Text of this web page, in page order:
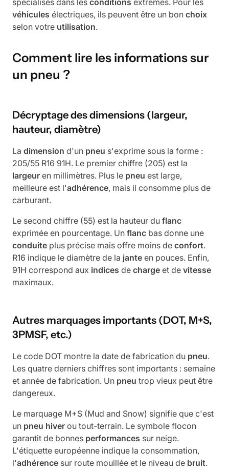
spécialisés dans les conditions extrêmes. Pour les
véhicules électriques, ils peuvent être un bon choix
selon votre utilisation.
Comment lire les informations sur
un pneu ?
Décryptage des dimensions (largeur,
hauteur, diamètre)
La dimension d'un pneu s'exprime sous la forme :
205/55 R16 91H. Le premier chiffre (205) est la
largeur en millimètres. Plus le pneu est large,
meilleure est l'adhérence, mais il consomme plus de
carburant.
Le second chiffre (55) est la hauteur du flanc
exprimée en pourcentage. Un flanc bas donne une
conduite plus précise mais offre moins de confort.
R16 indique le diamètre de la jante en pouces. Enfin,
91H correspond aux indices de charge et de vitesse
maximaux.
Autres marquages importants (DOT, M+S,
3PMSF, etc.)
Le code DOT montre la date de fabrication du pneu.
Les quatre derniers chiffres sont importants : semaine
et année de fabrication. Un pneu trop vieux peut être
dangereux.
Le marquage M+S (Mud and Snow) signifie que c'est
un pneu hiver ou tout-terrain. Le symbole flocon
garantit de bonnes performances sur neige.
L'étiquette européenne indique la consommation,
l'adhérence sur route mouillée et le niveau de bruit.